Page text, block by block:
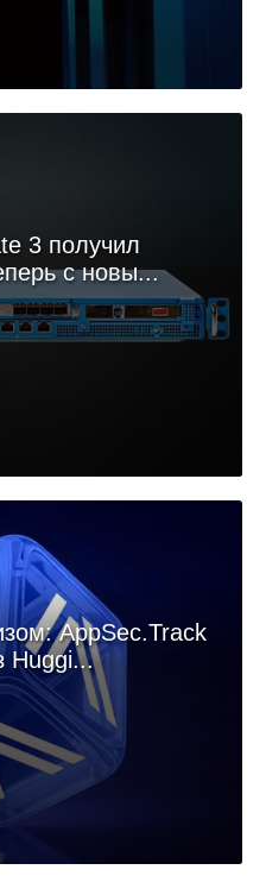
3 получил
с новы...
AppSec.Track
Huggi...